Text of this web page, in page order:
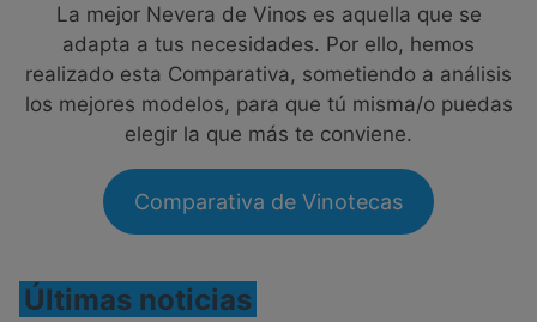
La mejor Nevera de Vinos es aquella que se
adapta a tus necesidades. Por ello, hemos
realizado esta Comparativa, sometiendo a análisis
los mejores modelos, para que tú misma/o puedas
elegir la que más te conviene.
Comparativa de Vinotecas
Últimas noticias